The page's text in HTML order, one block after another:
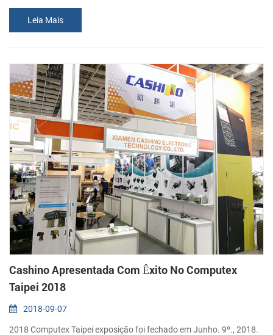
exposição computador. Como um profissional provedor de
soluções de impressão, Cashino expostos todos os tipos de micro
impressoras com sucesso e atraiu muitos clientes para nosso
estande para as de boa qualidade. Os mais populares da
impressora em esta exposição deve ser Quiosq...
Leia Mais
Cashino Apresentada Com Êxito No Computex
Taipei 2018
2018-09-07
2018 Computex Taipei exposição foi fechado em Junho. 9º., 2018.